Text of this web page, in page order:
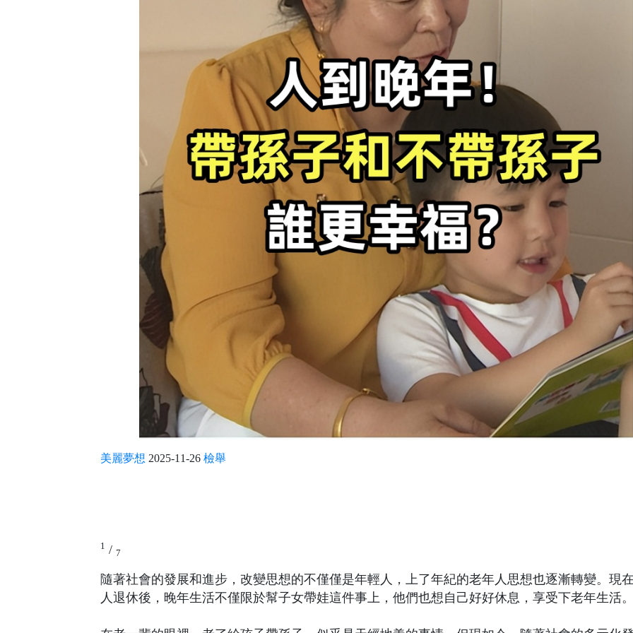
美麗夢想 2025-11-26 檢舉
1 / 7
隨著社會的發展和進步，改變思想的不僅僅是年輕人，上了年紀的老年人思想也逐漸轉變。現
人退休後，晚年生活不僅限於幫子女帶娃這件事上，他們也想自己好好休息，享受下老年生活。